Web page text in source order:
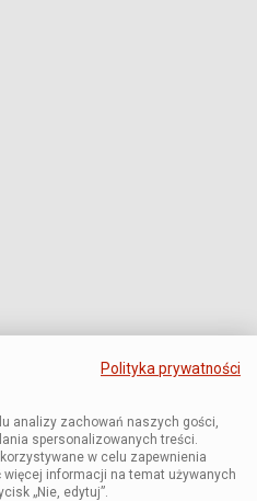
Polityka prywatności
analizy zachowań naszych gości,
spersonalizowanych treści.
w celu zapewnienia
więcej informacji na temat używanych
„Nie, edytuj”.